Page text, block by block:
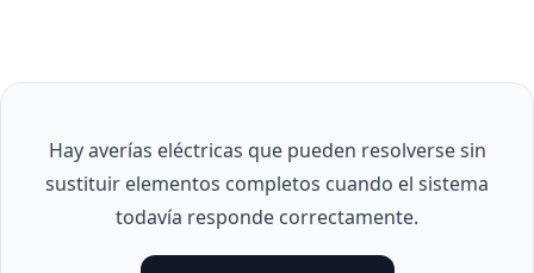
Hay averías eléctricas que pueden resolverse sin
sustituir elementos completos cuando el sistema
todavía responde correctamente.